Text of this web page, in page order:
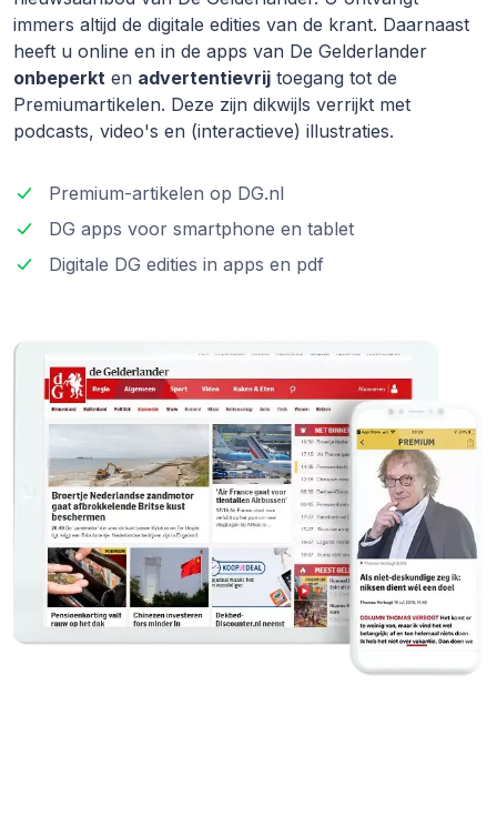
immers altijd de digitale edities van de krant. Daarnaast
heeft u online en in de apps van De Gelderlander
onbeperkt en advertentievrij toegang tot de
Premiumartikelen. Deze zijn dikwijls verrijkt met
podcasts, video's en (interactieve) illustraties.
Premium-artikelen op DG.nl
DG apps voor smartphone en tablet
Digitale DG edities in apps en pdf